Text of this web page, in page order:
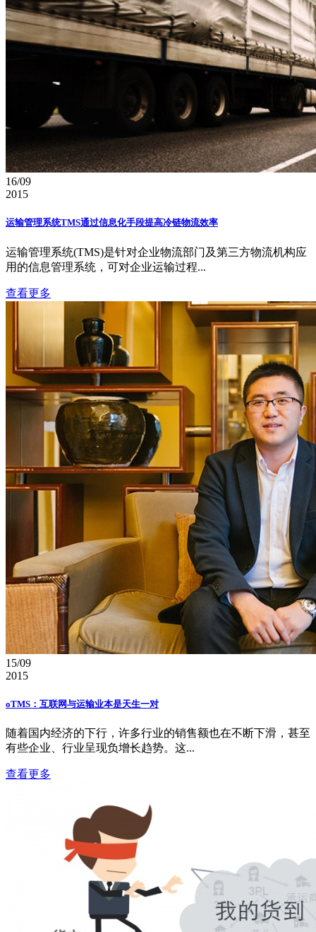
16/09
2015
​运输管理系统TMS通过信息化手段提高冷链物流效率
运输管理系统(TMS)是针对企业物流部门及第三方物流机构应
用的信息管理系统，可对企业运输过程...
查看更多
15/09
2015
oTMS：互联网与运输业本是天生一对
随着国内经济的下行，许多行业的销售额也在不断下滑，甚至
有些企业、行业呈现负增长趋势。这...
查看更多